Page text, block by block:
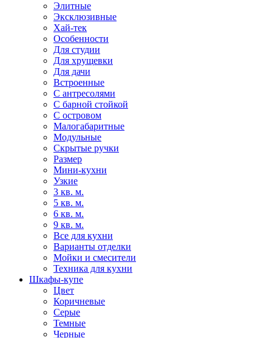
Элитные
Эксклюзивные
Хай-тек
Особенности
Для студии
Для хрущевки
Для дачи
Встроенные
С антресолями
С барной стойкой
С островом
Малогабаритные
Модульные
Скрытые ручки
Размер
Мини-кухни
Узкие
3 кв. м.
5 кв. м.
6 кв. м.
9 кв. м.
Все для кухни
Варианты отделки
Мойки и смесители
Техника для кухни
Шкафы-купе
Цвет
Коричневые
Серые
Темные
Черные